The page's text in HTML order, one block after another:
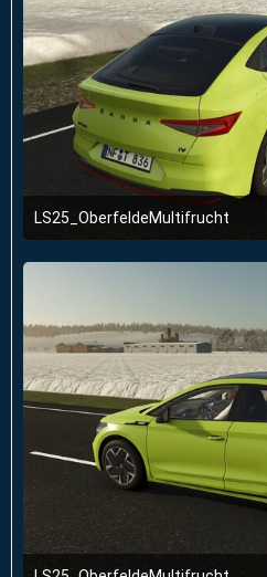
LS25_OberfeldeMultifrucht
2. Januar 2026 um 23:51